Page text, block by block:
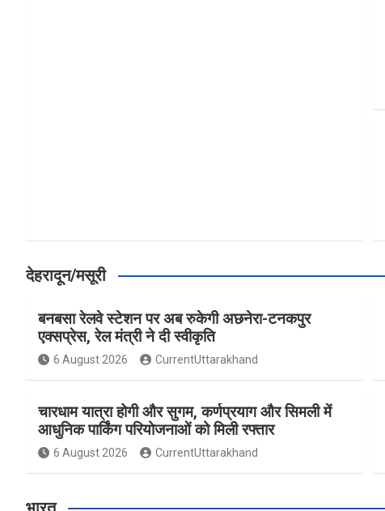
देहरादून/मसूरी
बनबसा रेलवे स्टेशन पर अब रुकेगी अछनेरा-टनकपुर
एक्सप्रेस, रेल मंत्री ने दी स्वीकृति
6 August 2026 CurrentUttarakhand
चारधाम यात्रा होगी और सुगम, कर्णप्रयाग और सिमली में
आधुनिक पार्किंग परियोजनाओं को मिली रफ्तार
6 August 2026 CurrentUttarakhand